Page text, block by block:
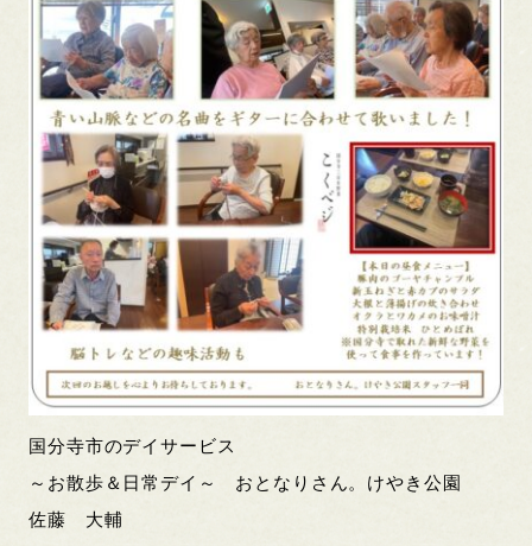
国分寺市のデイサービス
～お散歩＆日常デイ～ おとなりさん。けやき公園
佐藤 大輔